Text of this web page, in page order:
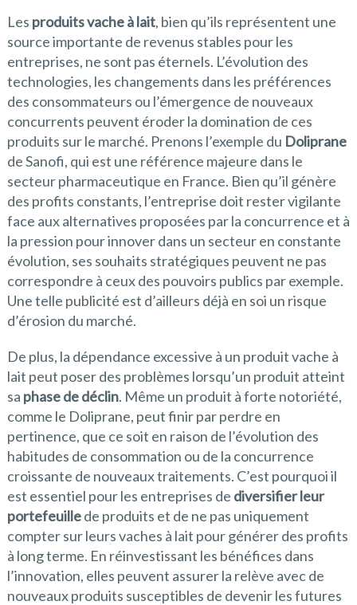
Les produits vache à lait, bien qu’ils représentent une
source importante de revenus stables pour les
entreprises, ne sont pas éternels. L’évolution des
technologies, les changements dans les préférences
des consommateurs ou l’émergence de nouveaux
concurrents peuvent éroder la domination de ces
produits sur le marché. Prenons l’exemple du Doliprane
de Sanofi, qui est une référence majeure dans le
secteur pharmaceutique en France. Bien qu’il génère
des profits constants, l’entreprise doit rester vigilante
face aux alternatives proposées par la concurrence et à
la pression pour innover dans un secteur en constante
évolution, ses souhaits stratégiques peuvent ne pas
correspondre à ceux des pouvoirs publics par exemple.
Une telle publicité est d’ailleurs déjà en soi un risque
d’érosion du marché.
De plus, la dépendance excessive à un produit vache à
lait peut poser des problèmes lorsqu’un produit atteint
sa phase de déclin. Même un produit à forte notoriété,
comme le Doliprane, peut finir par perdre en
pertinence, que ce soit en raison de l’évolution des
habitudes de consommation ou de la concurrence
croissante de nouveaux traitements. C’est pourquoi il
est essentiel pour les entreprises de diversifier leur
portefeuillede produits et de ne pas uniquement
compter sur leurs vaches à lait pour générer des profits
à long terme. En réinvestissant les bénéfices dans
l’innovation, elles peuvent assurer la relève avec de
nouveaux produits susceptibles de devenir les futures